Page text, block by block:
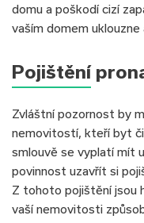
domu a poškodí cizí
vaším domem uklouzne
Pojištění
Zvláštní pozornost by
nemovitostí, kteří byt či
smlouvě se vyplatí mít
povinnost uzavřít si
Z tohoto pojištění jsou
vaší nemovitosti